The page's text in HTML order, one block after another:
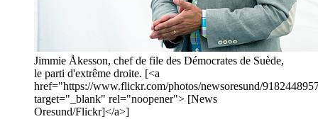
Jimmie Åkesson, chef de file des Démocrates de Suède,
le parti d'extrême droite. [<a
href="https://www.flickr.com/photos/newsoresund/
target="_blank" rel="noopener"> [News
Oresund/Flickr]</a>]